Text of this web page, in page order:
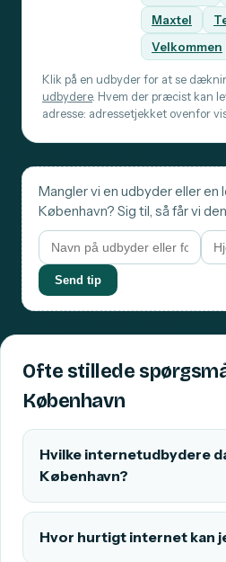
Maxtel
Velkommen
Klik på en udbyder for at se
udbydere. Hvem der præcist kan
adresse: adressetjekket ovenfor
Mangler vi en udbyder eller en
København? Sig til, så får vi
Send tip
Ofte stillede
København
Hvilke internetudbydere
København?
Hvor hurtigt internet kan